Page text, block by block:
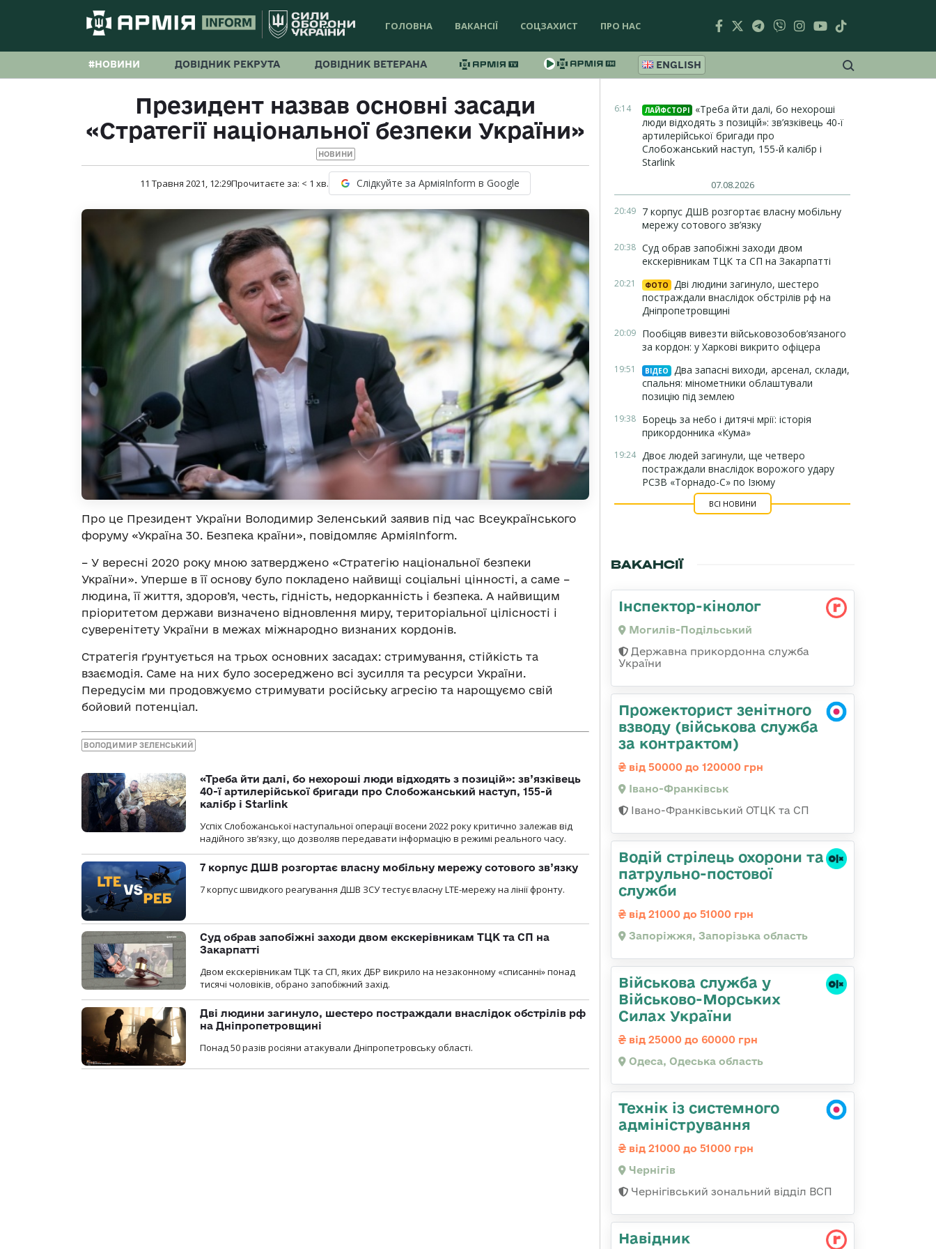
ГОЛОВНА ВАКАНСІЇ СОЦЗАХИСТ ПРО НАС
#НОВИНИ ДОВІДНИК РЕКРУТА ДОВІДНИК ВЕТЕРАНА ENGLISH
Президент назвав основні засади
«Стратегії національної безпеки України»
НОВИНИ
11 Травня 2021, 12:29Прочитаєте за: < 1 хв. Слідкуйте за АрміяInform в Google
Про це Президент України Володимир Зеленський заявив під час Всеукраїнського
форуму «Україна 30. Безпека країни», повідомляє АрміяInform.
– У вересні 2020 року мною затверджено «Стратегію національної безпеки
України». Уперше в її основу було покладено найвищі соціальні цінності, а саме –
людина, її життя, здоров’я, честь, гідність, недорканність і безпека. А найвищим
пріоритетом держави визначено відновлення миру, територіальної цілісності і
суверенітету України в межах міжнародно визнаних кордонів.
Стратегія ґрунтується на трьох основних засадах: стримування, стійкість та
взаємодія. Саме на них було зосереджено всі зусилля та ресурси України.
Передусім ми продовжуємо стримувати російську агресію та нарощуємо свій
бойовий потенціал.
ВОЛОДИМИР ЗЕЛЕНСЬКИЙ
«Треба йти далі, бо нехороші люди відходять з позицій»: зв’язківець
40-ї артилерійської бригади про Слобожанський наступ, 155-й
калібр і Starlink
Успіх Слобожанської наступальної операції восени 2022 року критично залежав від
надійного зв’язку, що дозволяв передавати інформацію в режимі реального часу.
7 корпус ДШВ розгортає власну мобільну мережу сотового зв’язку
7 корпус швидкого реагування ДШВ ЗСУ тестує власну LTE-мережу на лінії фронту.
Суд обрав запобіжні заходи двом екскерівникам ТЦК та СП на
Закарпатті
Двом екскерівникам ТЦК та СП, яких ДБР викрило на незаконному «списанні» понад
тисячі чоловіків, обрано запобіжний захід.
Дві людини загинуло, шестеро постраждали внаслідок обстрілів рф
на Дніпропетровщині
Понад 50 разів росіяни атакували Дніпропетровську області.
6:14 ЛАЙФСТОРІ
«Треба йти далі, бо нехороші
люди відходять з позицій»: зв’язківець 40-ї
артилерійської бригади про
Слобожанський наступ, 155-й калібр і
Starlink
07.08.2026
20:49 7 корпус ДШВ розгортає власну мобільну
мережу сотового зв’язку
20:38 Суд обрав запобіжні заходи двом
екскерівникам ТЦК та СП на Закарпатті
20:21 ФОТО
Дві людини загинуло, шестеро
постраждали внаслідок обстрілів рф на
Дніпропетровщині
20:09 Пообіцяв вивезти військовозобов’язаного
за кордон: у Харкові викрито офіцера
19:51 ВІДЕО
Два запасні виходи, арсенал, склади,
спальня: мінометники облаштували
позицію під землею
19:38 Борець за небо і дитячі мрії: історія
прикордонника «Кума»
19:24 Двоє людей загинули, ще четверо
постраждали внаслідок ворожого удару
РСЗВ «Торнадо-С» по Ізюму
ВСІ НОВИНИ
ВАКАНСІЇ
Інспектор-кінолог
Могилів-Подільський
Державна прикордонна служба
України
Прожекторист зенітного
взводу (військова служба
за контрактом)
від 50000 до 120000 грн
Івано-Франківськ
Івано-Франківський ОТЦК та СП
Водій стрілець охорони та
патрульно-постової
служби
від 21000 до 51000 грн
Запоріжжя, Запорізька область
Військова служба у
Військово-Морських
Силах України
від 25000 до 60000 грн
Одеса, Одеська область
Технік із системного
адміністрування
від 21000 до 51000 грн
Чернігів
Чернігівський зональний відділ ВСП
Навідник